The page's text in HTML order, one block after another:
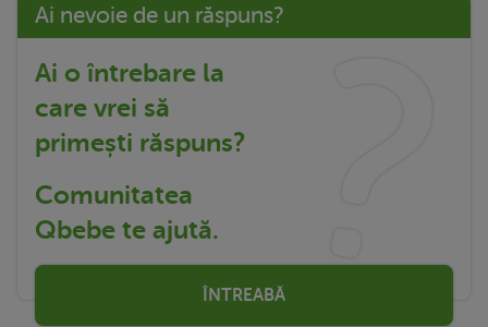
Ai nevoie de un răspuns?
Ai o întrebare la
care vrei să
primești răspuns?
Comunitatea
Qbebe te ajută.
ÎNTREABĂ